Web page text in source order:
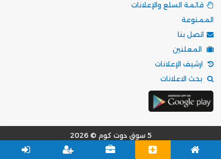
قائمة السلع والإعلانات
الممنوعة
اتصل بنا
المعلنين
ارشيف الإعلانات
بحث الاعلانات
5 سوق دوت كوم © 2026
مؤسسة موقع 5 سوق للتسويق الالكتروني